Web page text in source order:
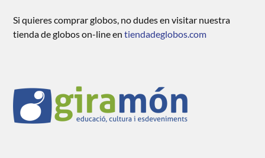
Si quieres comprar globos, no dudes en visitar nuestra
tienda de globos on-line entiendadeglobos.com